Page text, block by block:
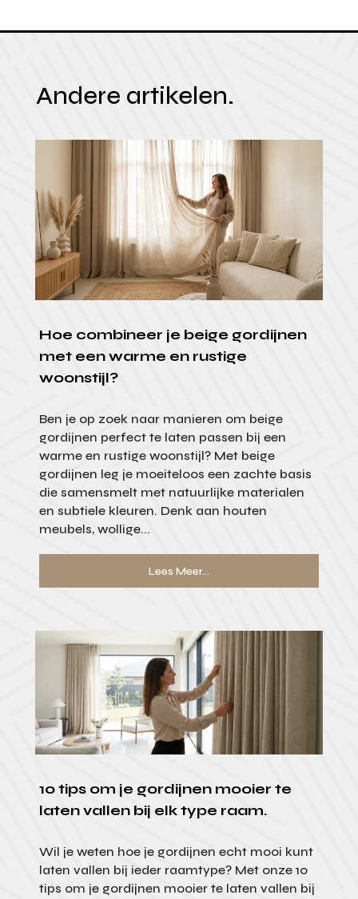
Andere artikelen.
Hoe combineer je beige gordijnen
met een warme en rustige
woonstijl?
Ben je op zoek naar manieren om beige
gordijnen perfect te laten passen bij een
warme en rustige woonstijl? Met beige
gordijnen leg je moeiteloos een zachte basis
die samensmelt met natuurlijke materialen
en subtiele kleuren. Denk aan houten
meubels, wollige...
Lees Meer...
10 tips om je gordijnen mooier te
laten vallen bij elk type raam.
Wil je weten hoe je gordijnen echt mooi kunt
laten vallen bij ieder raamtype? Met onze 10
tips om je gordijnen mooier te laten vallen bij